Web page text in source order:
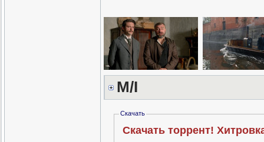
M/I
Скачать
Скачать торрент!